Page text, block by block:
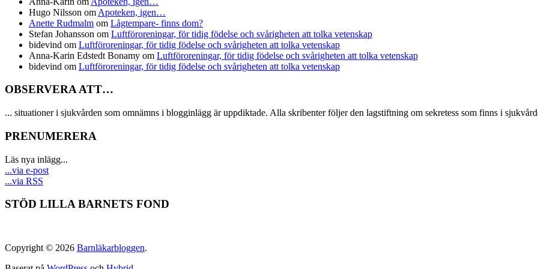
Hugo Nilsson om Apoteken, igen…
Anette Rudmalm om Lågtempare- finns dom?
Stefan Johansson om Luftföroreningar, för tidig födelse och svårigheten att tolka vetenskap
bidevind om Luftföroreningar, för tidig födelse och svårigheten att tolka vetenskap
Anna-Karin Edstedt Bonamy om Luftföroreningar, för tidig födelse och svårigheten att tolka vetenskap
bidevind om Luftföroreningar, för tidig födelse och svårigheten att tolka vetenskap
OBSERVERA ATT…
... situationer i sjukvården som omnämns i blogginlägg är uppdiktade. Alla skribenter följer den lagstiftning om sekretess som finns i
PRENUMERERA
Läs nya inlägg...
...via e-post
...via RSS
STÖD LILLA BARNETS FOND
Copyright © 2026 Barnläkarbloggen.